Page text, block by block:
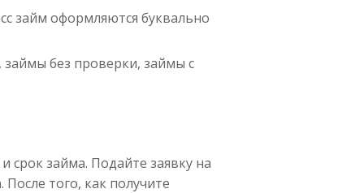
займ оформляются буквально
без проверки, займы с
срок займа. Подайте заявку на
того, как получите